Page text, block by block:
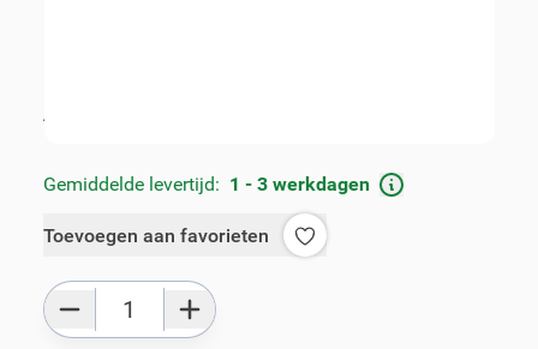
Alle specificaties
Gemiddelde levertijd: 1 - 3 werkdagen
Toevoegen aan favorieten
Aantal